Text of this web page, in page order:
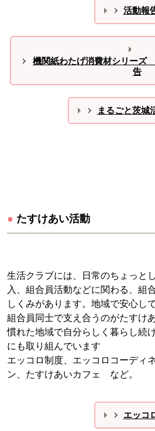
活動報
機関紙わたげ消費材シリーズ
告
まるごと茨城
● たすけあい活動
生活クラブには、日常のちょっと
入、組合員活動などに関わる、組
しくみがあります。地域で安心し
組合員同士で支え合うのがたすけ
慣れた地域で自分らしく暮らし続
にも取り組んでいます
エッコロ制度、エッコロコーディ
ン、たすけあいカフェ など。
エッコ